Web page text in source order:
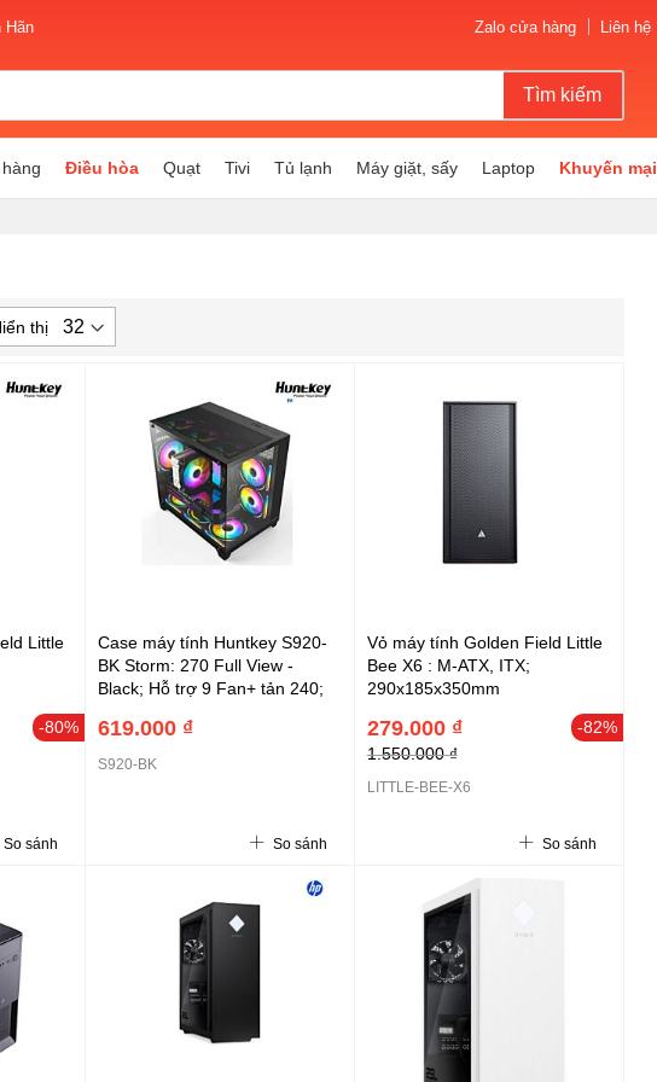
Hãn Zalo cửa hàng Liên hệ
Tìm kiếm
Điều hòa Quạt Tivi Tủ lạnh Máy giặt, sấy Laptop Khuyến mại
thị
Little
-80%
So sánh
Case máy tính Huntkey S920-
BK Storm: 270 Full View -
Black; Hỗ trợ 9 Fan+ tản 240;
2x3.5 + 1 2.5; 380x270x350
(S920-BK)
619.000 ₫
S920-BK
So sánh
Vỏ máy tính Golden Field Little
Bee X6 : M-ATX, ITX;
290x185x350mm
-82%
279.000 ₫
1.550.000 ₫
LITTLE-BEE-X6
So sánh